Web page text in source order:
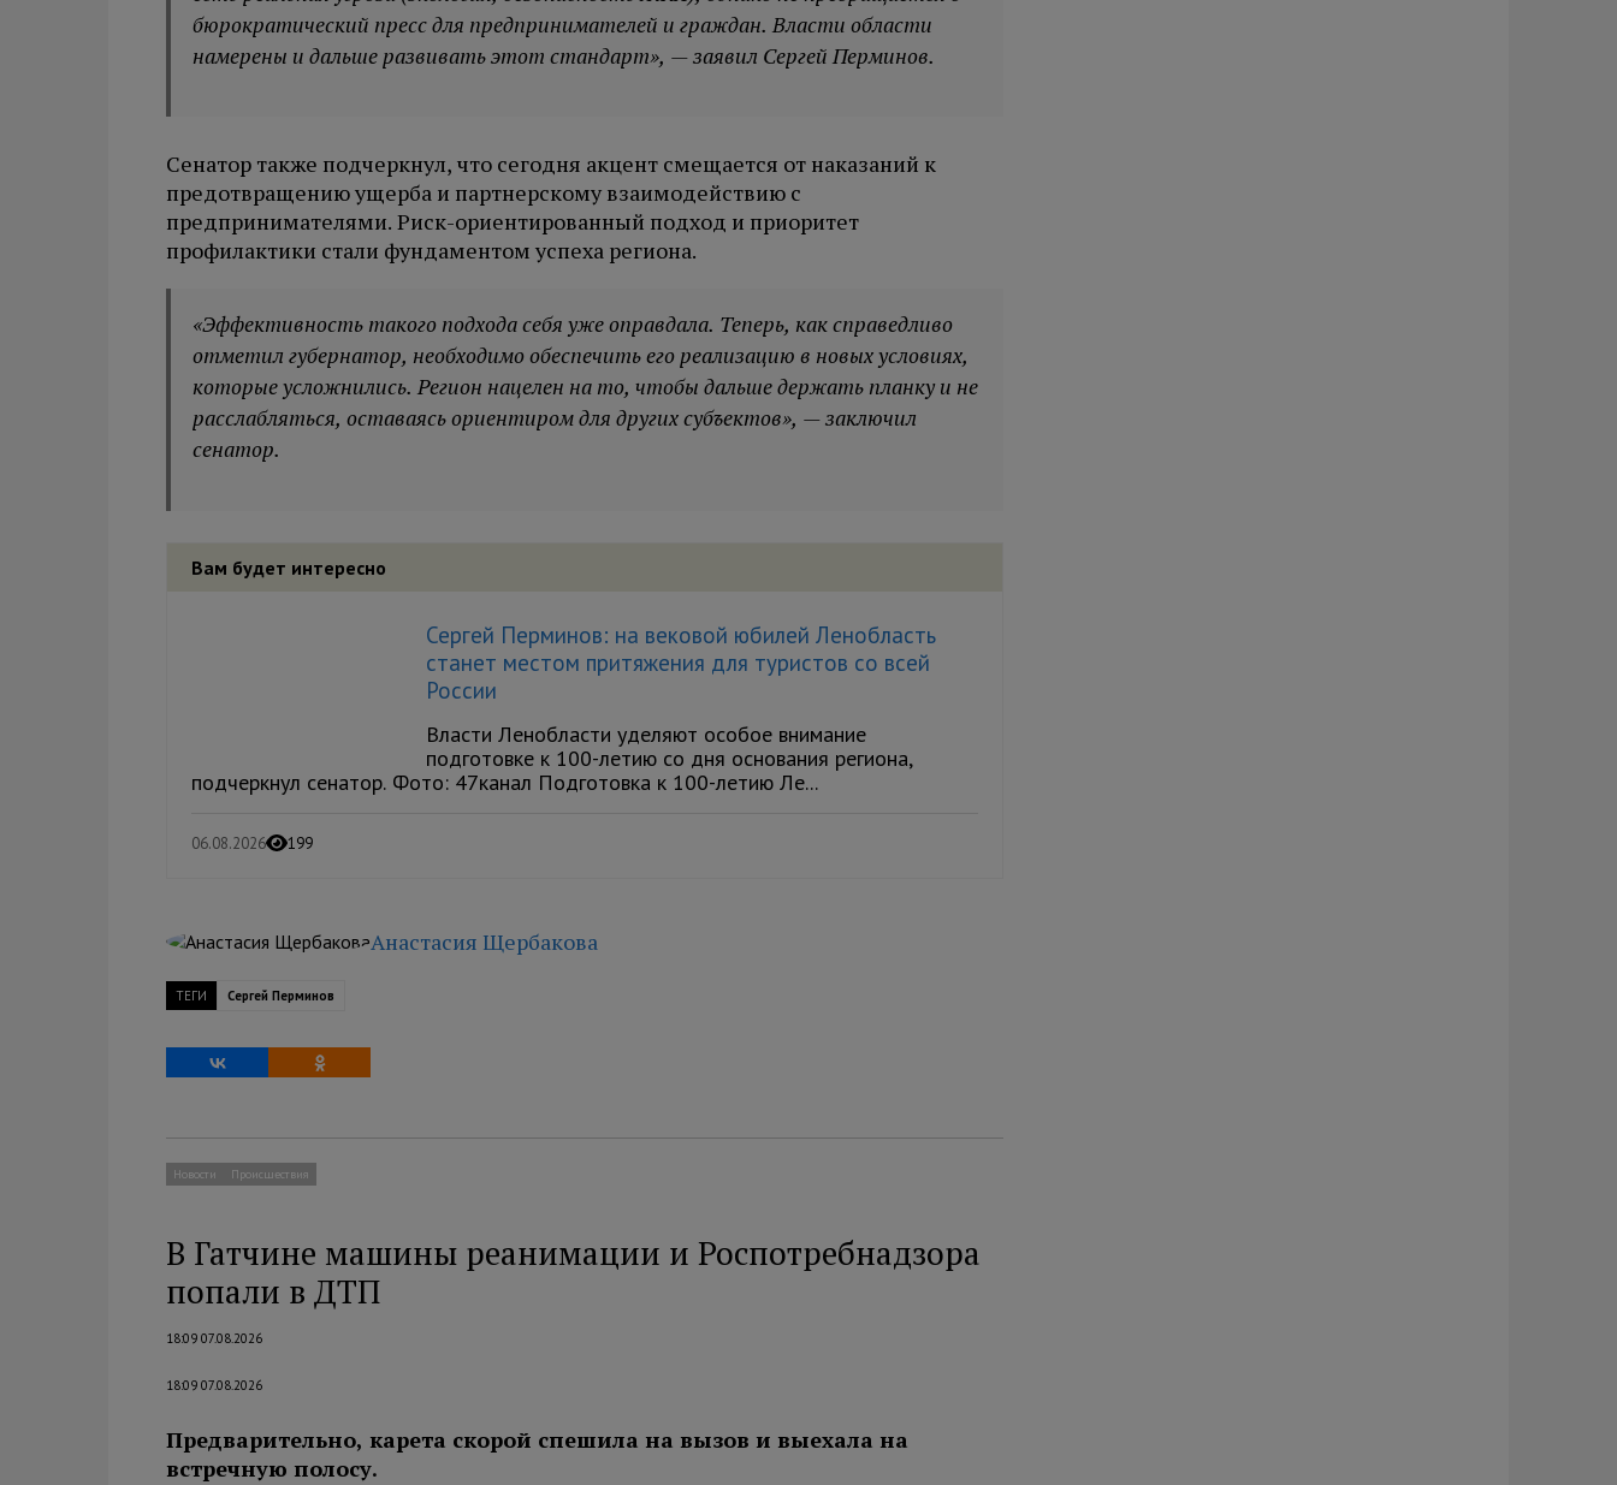
бюрократический пресс для предпринимателей и граждан. Власти области
намерены и дальше развивать этот стандарт», — заявил Сергей Перминов.
Сенатор также подчеркнул, что сегодня акцент смещается от наказаний к
предотвращению ущерба и партнерскому взаимодействию с
предпринимателями. Риск-ориентированный подход и приоритет
профилактики стали фундаментом успеха региона.
«Эффективность такого подхода себя уже оправдала. Теперь, как справедливо
отметил губернатор, необходимо обеспечить его реализацию в новых условиях,
которые усложнились. Регион нацелен на то, чтобы дальше держать планку и не
расслабляться, оставаясь ориентиром для других субъектов», — заключил
сенатор.
Вам будет интересно
Сергей Перминов: на вековой юбилей Ленобласть
станет местом притяжения для туристов со всей
России
Власти Ленобласти уделяют особое внимание
подготовке к 100-летию со дня основания региона,
подчеркнул сенатор. Фото: 47канал Подготовка к 100-летию Ле...
06.08.2026 199
Анастасия Щербакова
ТЕГИ Сергей Перминов
Новости Происшествия
В Гатчине машины реанимации и Роспотребнадзора
попали в ДТП
18:09 07.08.2026
18:09 07.08.2026
Предварительно, карета скорой спешила на вызов и выехала на
встречную полосу.